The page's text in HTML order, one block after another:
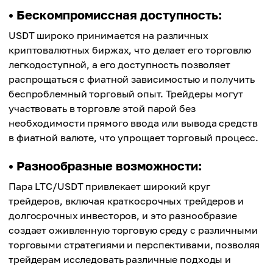
• Бескомпромиссная доступность:
USDT широко принимается на различных
криптовалютных биржах, что делает его торговлю
легкодоступной, а его доступность позволяет
распрощаться с фиатной зависимостью и получить
беспроблемный торговый опыт. Трейдеры могут
участвовать в торговле этой парой без
необходимости прямого ввода или вывода средств
в фиатной валюте, что упрощает торговый процесс.
• Разнообразные возможности:
Пара LTC/USDT привлекает широкий круг
трейдеров, включая краткосрочных трейдеров и
долгосрочных инвесторов, и это разнообразие
создает оживленную торговую среду с различными
торговыми стратегиями и перспективами, позволяя
трейдерам исследовать различные подходы и